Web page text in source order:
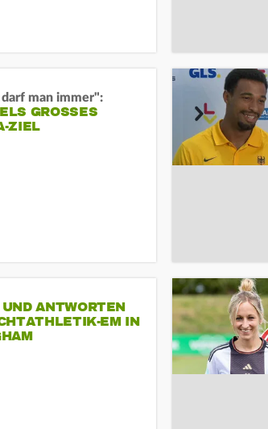
man immer":
GROSSES O
ANTWORTEN
EM IN